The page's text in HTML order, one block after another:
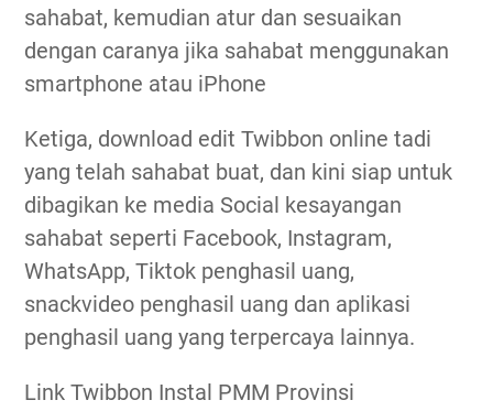
sahabat, kemudian atur dan sesuaikan
dengan caranya jika sahabat menggunakan
smartphone atau iPhone
Ketiga, download edit Twibbon online tadi
yang telah sahabat buat, dan kini siap untuk
dibagikan ke media Social kesayangan
sahabat seperti Facebook, Instagram,
WhatsApp, Tiktok penghasil uang,
snackvideo penghasil uang dan aplikasi
penghasil uang yang terpercaya lainnya.
Link Twibbon Instal PMM Provinsi